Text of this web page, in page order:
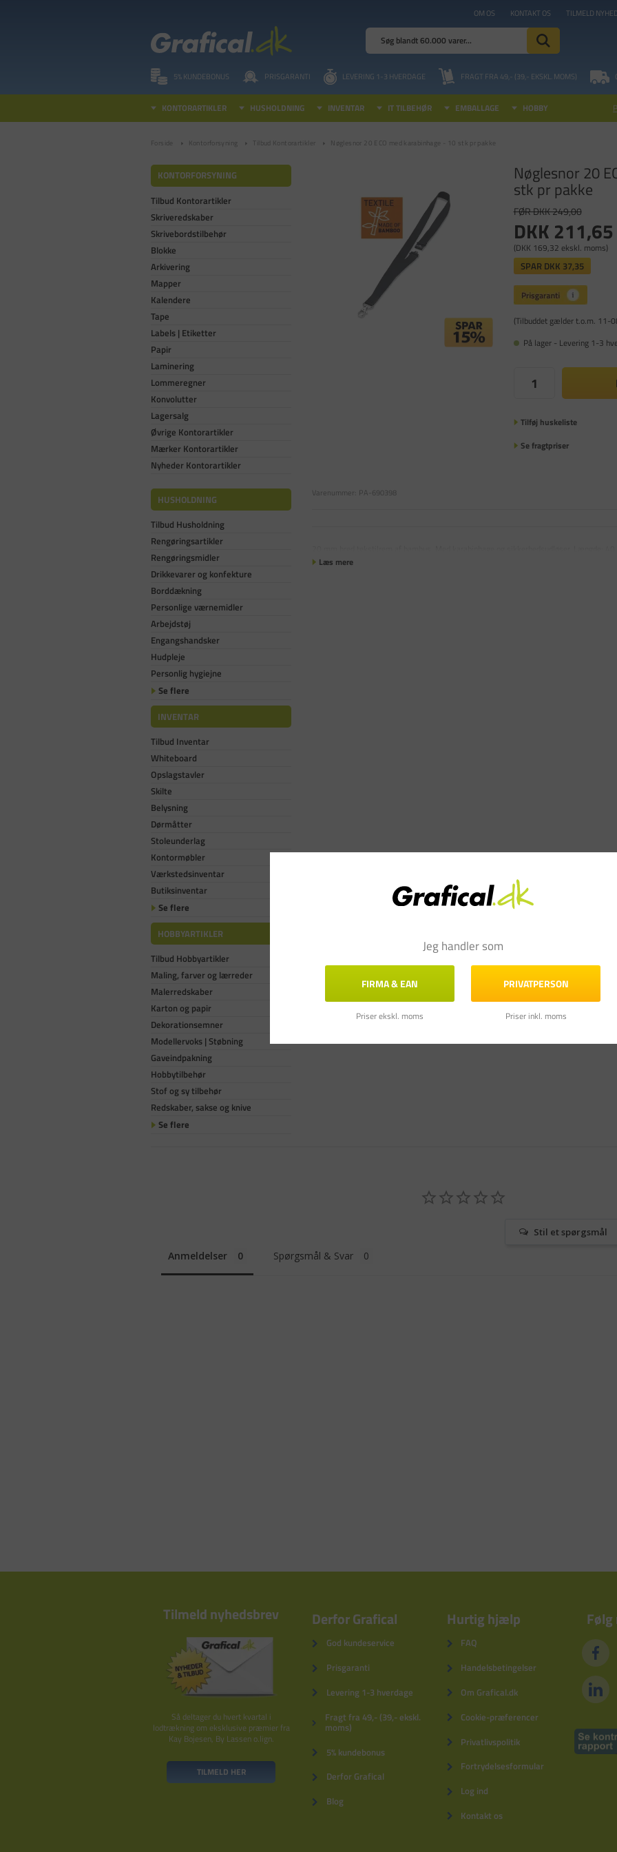
OM OS KONTAKT OS TILMELD
5% KUNDEBONUS PRISGARANTI LEVERING 1-3 HVERDAGE FRAGT FRA 49,- (39,- EKSKL. MOMS)
KONTORARTIKLER HUSHOLDNING INVENTAR IT TILBEHØR EMBALLAGE HOBBY
Forside Kontorforsyning Tilbud Kontorartikler Nøglesnor 20 ECO med karabinhage - 10 stk pr pakke
KONTORFORSYNING
Tilbud Kontorartikler
Skriveredskaber
Skrivebordstilbehør
Blokke
Arkivering
Mapper
Kalendere
Tape
Labels | Etiketter
Papir
Laminering
Lommeregner
Konvolutter
Lagersalg
Øvrige Kontorartikler
Mærker Kontorartikler
Nyheder Kontorartikler
HUSHOLDNING
Tilbud Husholdning
Rengøringsartikler
Rengøringsmidler
Drikkevarer og konfekture
Borddækning
Personlige værnemidler
Arbejdstøj
Engangshandsker
Hudpleje
Personlig hygiejne
Se flere
INVENTAR
Tilbud Inventar
Whiteboard
Opslagstavler
Skilte
Belysning
Dørmåtter
Stoleunderlag
Kontormøbler
Værkstedsinventar
Butiksinventar
Se flere
HOBBYARTIKLER
Tilbud Hobbyartikler
Maling, farver og lærreder
Malerredskaber
Karton og papir
Dekorationsemner
Modellervoks | Støbning
Gaveindpakning
Hobbytilbehør
Stof og sy tilbehør
Redskaber, sakse og knive
Se flere
Nøglesnor 20
stk pr pakke
FØR DKK 249,00
DKK 211,65
(DKK 169,32 ekskl. moms)
SPAR DKK 37,35
(Tilbuddet gælder t.o.m. 11-
På lager - Levering 1-3
Tilføj huskeliste
Se fragtpriser
Varenummer: PA-690398
Læs mere
Stil et spørgsmål
Anmeldelser Spørgsmål & Svar
Tilmeld nyhedsbrev
Så deltager du hvert kvartal i
lodtrækning om eksklusive præmier fra
Kay Bojesen, By Lassen o.lign.
TILMELD HER
Derfor Grafical
God kundeservice
Prisgaranti
Levering 1-3 hverdage
Fragt fra 49,- (39,- ekskl.
moms)
5% kundebonus
Derfor Grafical
Blog
Hurtig hjælp
FAQ
Handelsbetingelser
Om Grafical.dk
Cookie-præferencer
Privatlivspolitik
Fortrydelsesformular
Log ind
Kontakt os
Følg
Jeg handler som
FIRMA & EAN
Priser ekskl. moms
PRIVATPERSON
Priser inkl. moms